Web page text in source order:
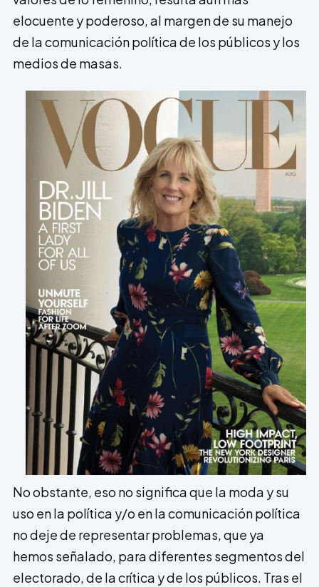
elocuente y poderoso, al margen de su manejo
de la comunicación política de los públicos y los
medios de masas.
No obstante, eso no significa que la moda y su
uso en la política y/o en la comunicación política
no deje de representar problemas, que ya
hemos señalado, para diferentes segmentos del
electorado, de la crítica y de los públicos. Tras el